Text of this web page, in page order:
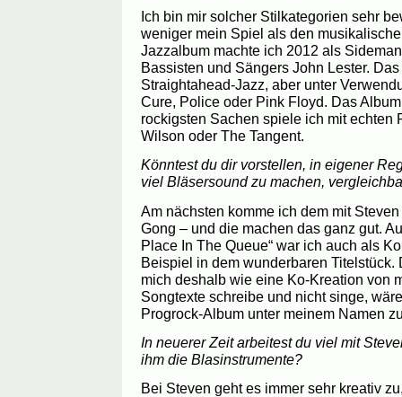
Ich bin mir solcher Stilkategorien sehr
weniger mein Spiel als den
Jazzalbum machte ich 2012 als
Bassisten und Sängers John Lester.
Straightahead-Jazz, aber unter
Cure, Police oder Pink Floyd. Das
rockigsten Sachen spiele ich mit echten
Wilson oder The Tangent.
Könntest du dir vorstellen, in eigener
viel Bläsersound zu machen,
Am nächsten komme ich dem mit
Gong – und die machen das ganz gut.
Place In The Queue“ war ich auch als
Beispiel in dem wunderbaren Titelstück.
mich deshalb wie eine Ko-Kreation von
Songtexte schreibe und nicht singe,
Progrock-Album unter meinem Namen
In neuerer Zeit arbeitest du viel mit
ihm die Blasinstrumente?
Bei Steven geht es immer sehr kreativ